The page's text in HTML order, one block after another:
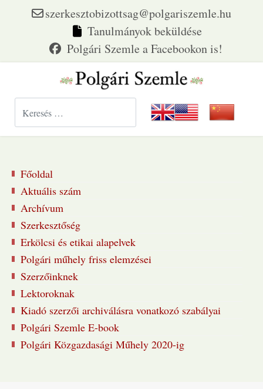
szerkesztobizottsag@polgariszemle.hu
Tanulmányok beküldése
Főoldal
Aktuális szám
Archívum
Szerkesztőség
Erkölcsi és etikai alapelvek
Polgári műhely friss elemzései
Szerzőinknek
Lektoroknak
Kiadó szerzői archiválásra vonatkozó szabályai
Polgári Szemle E-book
Polgári Közgazdasági Műhely 2020-ig